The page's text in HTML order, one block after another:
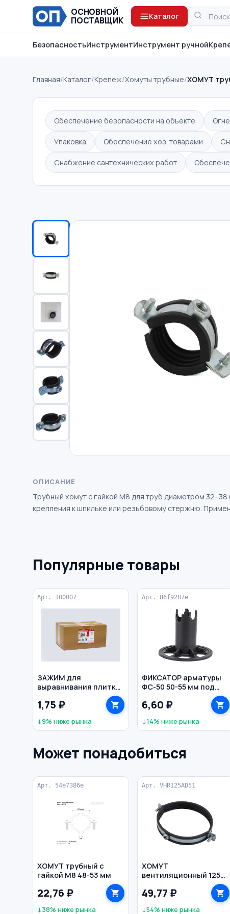
ОСНОВНОЙ
ПОСТАВЩИК
Каталог
БезопасностьИнструментИнструмент ручной
Главная/Каталог/Крепеж/Хомуты трубные/ХОМУТ
Обеспечение безопасности на объекте
Упаковка Обеспечение хоз. товарами
Снабжение сантехнических работ
ОПИСАНИЕ
Трубный хомут с гайкой М8 для труб диаметром
крепления к шпильке или резьбовому стержню.
Популярные товары
Арт. 100007
ЗАЖИМ для
выравнивания плитки
СВП 1,5 мм (1/450/600)
FARTON
1,75 ₽
↓9% ниже рынка
Арт. 86f9287e
ФИКСАТОР арматуры
ФС-50 50-55 мм под
6,60 ₽
↓14% ниже рынка
Может понадобиться
Арт. 54e7386e
ХОМУТ трубный с
гайкой М8 48-53 мм
22,76 ₽
↓38% ниже рынка
Арт. VHR125AD51
ХОМУТ
вентиляционный 125
мм с уплотнением М8
49,77 ₽
↓54% ниже рынка